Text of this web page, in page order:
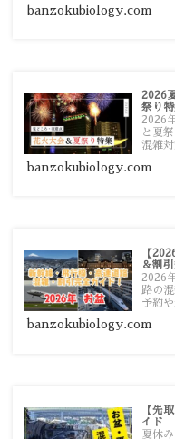
す。
banzokubiology.com
2026
祭り
2026
と夏
混雑
banzokubiology.com
【
＆割
2026
路の
予約
い移
banzokubiology.com
【先
イド
夏休